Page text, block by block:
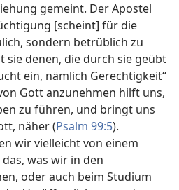
gemeint. Der Apostel
[scheint] für die
sondern betrüblich zu
sie denen, die durch sie geübt
ein, nämlich Gerechtigkeit“
Gott anzunehmen hilft uns,
zu führen, und bringt uns
näher (Psalm 99:5).
wir vielleicht von einem
was wir in den
oder auch beim Studium